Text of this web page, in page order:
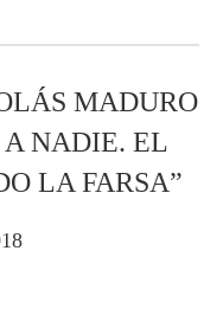
MADURO
NADIE. EL
LA FARSA”